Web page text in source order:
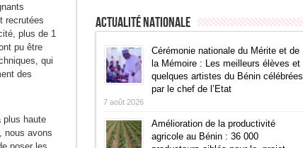
recrutées
plus de 1
pu être
qui
des
plus haute
nous avons
Actualité Nationale
Cérémonie nationale du Mérite et de
la Mémoire : Les meilleurs élèves et
quelques artistes du Bénin célébrées
par le chef de l’Etat
7 août 2026
Amélioration de la productivité
agricole au Bénin : 36 000